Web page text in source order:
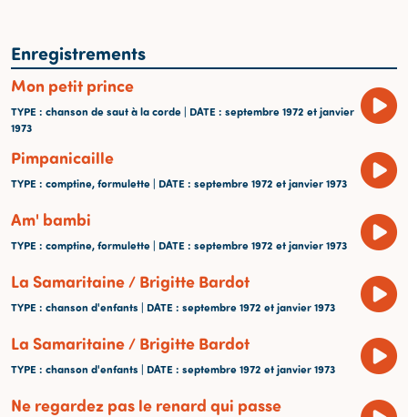
Enregistrements
Mon petit prince
TYPE : chanson de saut à la corde | DATE : septembre 1972 et janvier
1973
Pimpanicaille
TYPE : comptine, formulette | DATE : septembre 1972 et janvier 1973
Am' bambi
TYPE : comptine, formulette | DATE : septembre 1972 et janvier 1973
La Samaritaine / Brigitte Bardot
TYPE : chanson d'enfants | DATE : septembre 1972 et janvier 1973
La Samaritaine / Brigitte Bardot
TYPE : chanson d'enfants | DATE : septembre 1972 et janvier 1973
Ne regardez pas le renard qui passe